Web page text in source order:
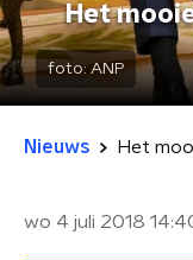
Het
foto: ANP
Nieuws Het
wo 4 juli 2018